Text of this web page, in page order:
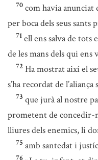
70 com havia anunciat
per boca dels seus sants
71 ell ens salva de tots
de les mans dels qui ens
72 Ha mostrat així el
s’ha recordat de l’aliança
73 que jurà al nostre
prometent de concedir-
lliures dels enemics, li
75 amb santedat i
76